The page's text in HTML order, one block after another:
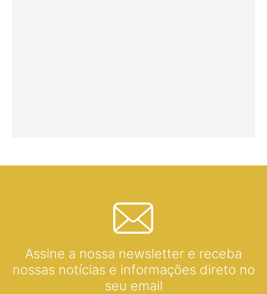
Assine a nossa newsletter e receba
nossas notícias e informações direto no
seu email